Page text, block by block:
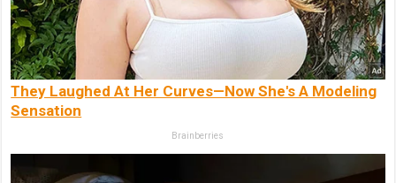
They Laughed At Her Curves—Now She's A Modeling
Sensation
Brainberries